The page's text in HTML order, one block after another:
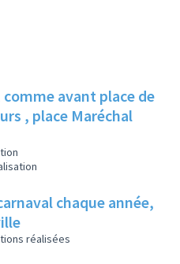
avant place de
, place Maréchal
chaque année,
réalisées